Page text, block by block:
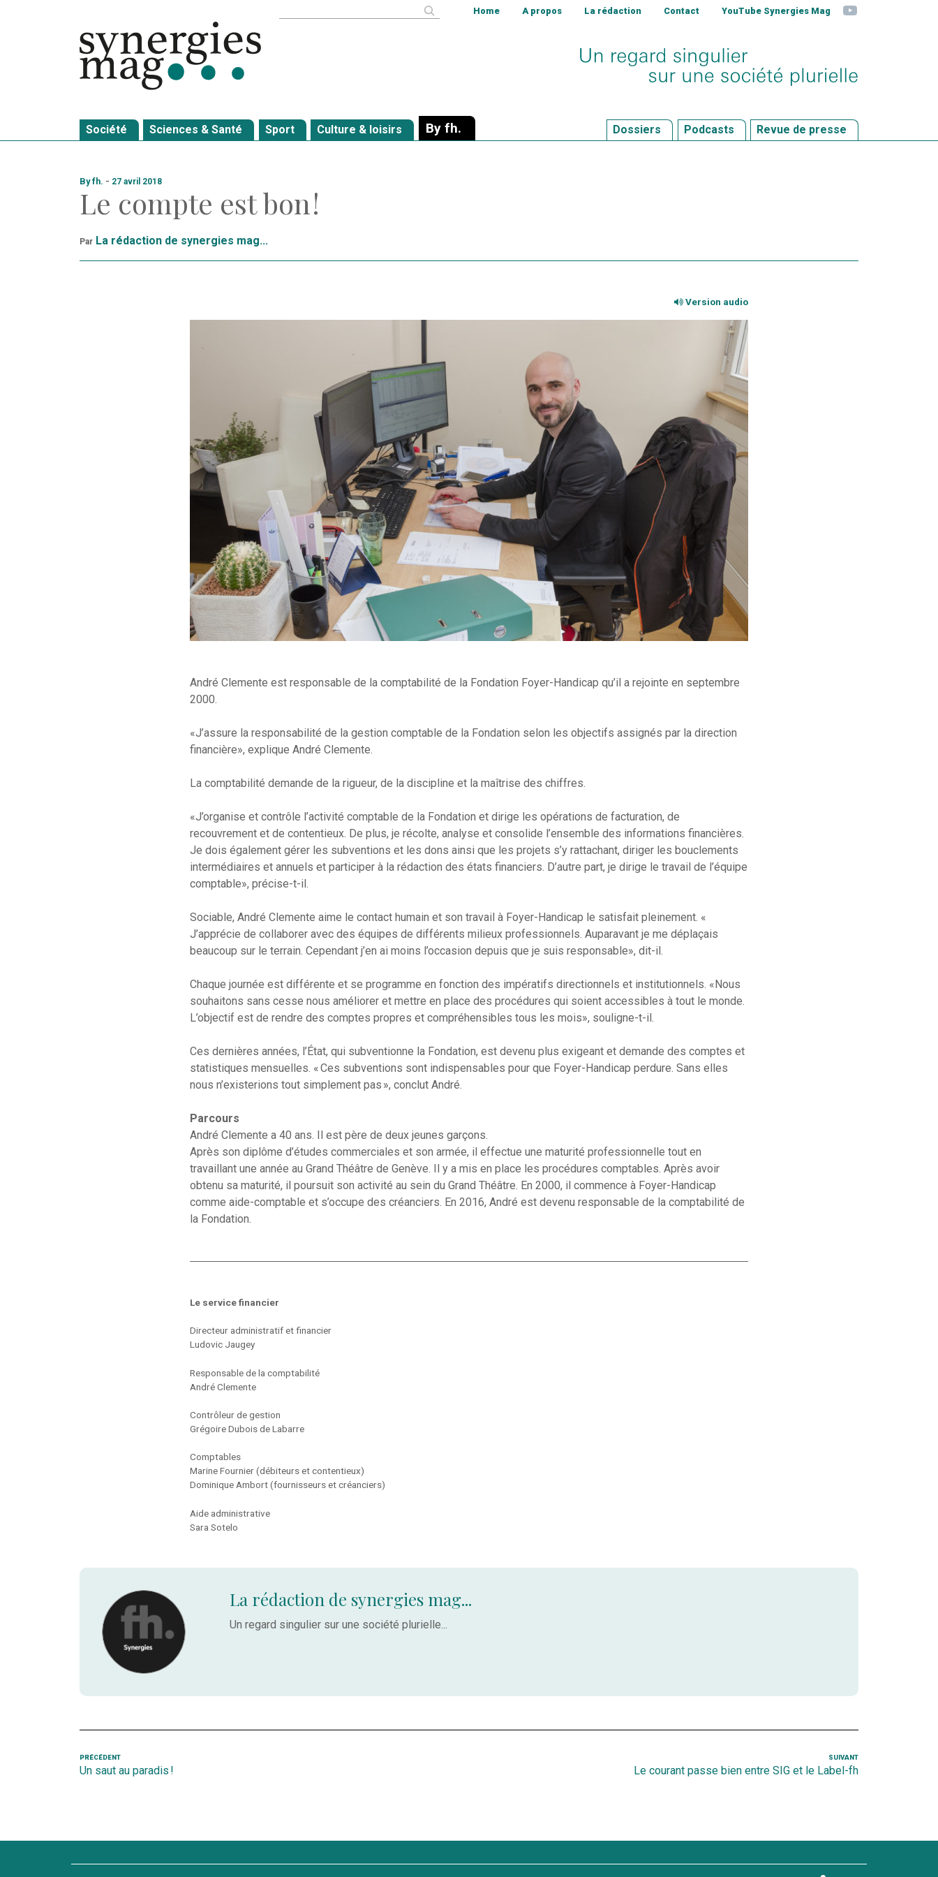
Home A propos La rédaction Contact YouTube Synergies Mag YouTube
Société Sciences & Santé Sport Culture & loisirs By fh. Dossiers Podcasts Revue de presse
By fh. - 27 avril 2018
Le compte est bon !
Par La rédaction de synergies mag...
Version audio
André Clemente est responsable de la comptabilité de la Fondation Foyer-Handicap qu’il a rejointe en septembre
2000.
«J’assure la responsabilité de la gestion comptable de la Fondation selon les objectifs assignés par la direction
financière», explique André Clemente.
La comptabilité demande de la rigueur, de la discipline et la maîtrise des chiffres.
«J’organise et contrôle l’activité comptable de la Fondation et dirige les opérations de facturation, de
recouvrement et de contentieux. De plus, je récolte, analyse et consolide l’ensemble des informations financières.
Je dois également gérer les subventions et les dons ainsi que les projets s’y rattachant, diriger les bouclements
intermédiaires et annuels et participer à la rédaction des états financiers. D’autre part, je dirige le travail de l’équipe
comptable», précise-t-il.
Sociable, André Clemente aime le contact humain et son travail à Foyer-Handicap le satisfait pleinement. «
J’apprécie de collaborer avec des équipes de différents milieux professionnels. Auparavant je me déplaçais
beaucoup sur le terrain. Cependant j’en ai moins l’occasion depuis que je suis responsable», dit-il.
Chaque journée est différente et se programme en fonction des impératifs directionnels et institutionnels. «Nous
souhaitons sans cesse nous améliorer et mettre en place des procédures qui soient accessibles à tout le monde.
L’objectif est de rendre des comptes propres et compréhensibles tous les mois», souligne-t-il.
Ces dernières années, l’État, qui subventionne la Fondation, est devenu plus exigeant et demande des comptes et
statistiques mensuelles. « Ces subventions sont indispensables pour que Foyer-Handicap perdure. Sans elles
nous n’existerions tout simplement pas », conclut André.
Parcours
André Clemente a 40 ans. Il est père de deux jeunes garçons.
Après son diplôme d’études commerciales et son armée, il effectue une maturité professionnelle tout en
travaillant une année au Grand Théâtre de Genève. Il y a mis en place les procédures comptables. Après avoir
obtenu sa maturité, il poursuit son activité au sein du Grand Théâtre. En 2000, il commence à Foyer-Handicap
comme aide-comptable et s’occupe des créanciers. En 2016, André est devenu responsable de la comptabilité de
la Fondation.
Le service financier
Directeur administratif et financier
Ludovic Jaugey
Responsable de la comptabilité
André Clemente
Contrôleur de gestion
Grégoire Dubois de Labarre
Comptables
Marine Fournier (débiteurs et contentieux)
Dominique Ambort (fournisseurs et créanciers)
Aide administrative
Sara Sotelo
La rédaction de synergies mag...
Un regard singulier sur une société plurielle...
Navigation
Article
précédent
PRÉCÉDENT
Un saut au paradis !
Article
suivant
SUIVANT
Le courant passe bien entre SIG et le Label-fh